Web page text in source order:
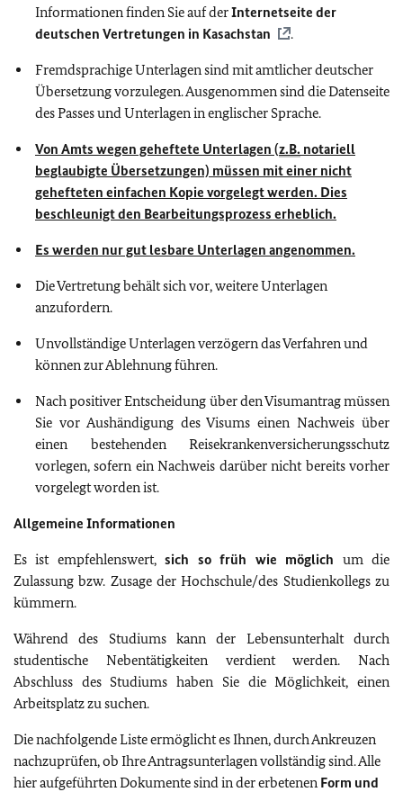
Informationen finden Sie auf derInternetseite der
deutschen Vertretungen in Kasachstan
.
Fremdsprachige Unterlagen sind mit amtlicher deutscher
Übersetzung vorzulegen. Ausgenommen sind die Datenseite
des Passes und Unterlagen in englischer Sprache.
Von Amts wegen geheftete Unterlagen (z.B. notariell
beglaubigte Übersetzungen) müssen mit einer nicht
gehefteten einfachen Kopie vorgelegt werden. Dies
beschleunigt den Bearbeitungsprozess erheblich.
Es werden nur gut lesbare Unterlagen angenommen.
Die Vertretung behält sich vor, weitere Unterlagen
anzufordern.
Unvollständige Unterlagen verzögern das Verfahren und
können zur Ablehnung führen.
Nach positiver Entscheidung über den Visumantrag müssen
Sie vor Aushändigung des Visums einen Nachweis über
einen bestehenden Reisekrankenversicherungsschutz
vorlegen, sofern ein Nachweis darüber nicht bereits vorher
vorgelegt worden ist.
Allgemeine Informationen
Es ist empfehlenswert,sich so früh wie möglich um die
Zulassung bzw. Zusage der Hochschule/des Studienkollegs zu
kümmern.
Während des Studiums kann der Lebensunterhalt durch
studentische Nebentätigkeiten verdient werden. Nach
Abschluss des Studiums haben Sie die Möglichkeit, einen
Arbeitsplatz zu suchen.
Die nachfolgende Liste ermöglicht es Ihnen, durch Ankreuzen
nachzuprüfen, ob Ihre Antragsunterlagen vollständig sind. Alle
hier aufgeführten Dokumente sind in der erbetenen Form und